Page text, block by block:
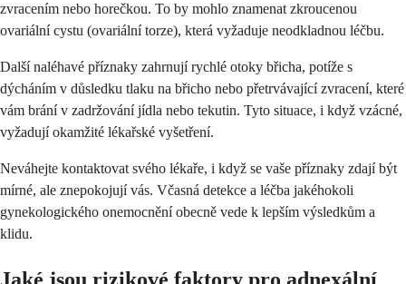
zvracením nebo horečkou. To by mohlo znamenat zkroucenou
ovariální cystu (ovariální torze), která vyžaduje neodkladnou léčbu.
Další naléhavé příznaky zahrnují rychlé otoky břicha, potíže s
dýcháním v důsledku tlaku na břicho nebo přetrvávající zvracení, které
vám brání v zadržování jídla nebo tekutin. Tyto situace, i když vzácné,
vyžadují okamžité lékařské vyšetření.
Neváhejte kontaktovat svého lékaře, i když se vaše příznaky zdají být
mírné, ale znepokojují vás. Včasná detekce a léčba jakéhokoli
gynekologického onemocnění obecně vede k lepším výsledkům a
klidu.